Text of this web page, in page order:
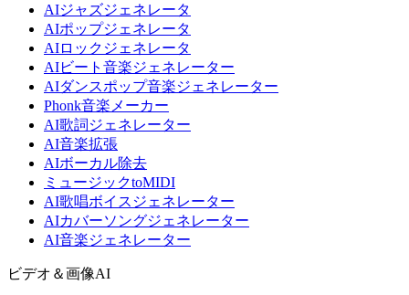
AIジャズジェネレータ
AIポップジェネレータ
AIロックジェネレータ
AIビート音楽ジェネレーター
AIダンスポップ音楽ジェネレーター
Phonk音楽メーカー
AI歌詞ジェネレーター
AI音楽拡張
AIボーカル除去
ミュージックtoMIDI
AI歌唱ボイスジェネレーター
AIカバーソングジェネレーター
AI音楽ジェネレーター
ビデオ＆画像AI